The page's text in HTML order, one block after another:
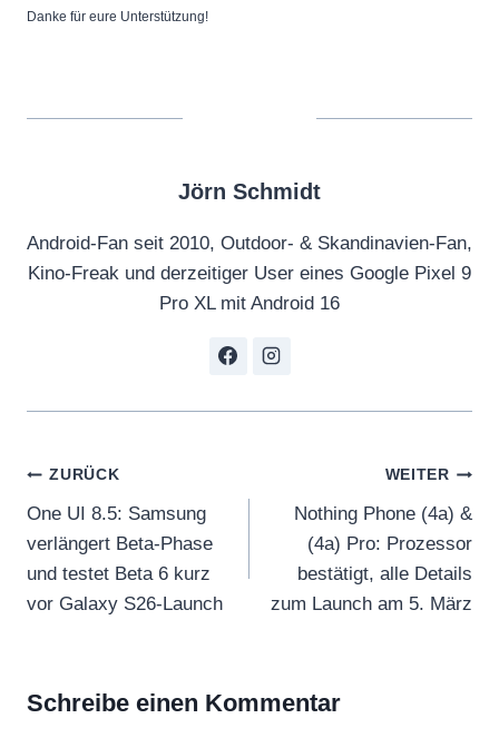
Danke für eure Unterstützung!
Jörn Schmidt
Android-Fan seit 2010, Outdoor- & Skandinavien-Fan,
Kino-Freak und derzeitiger User eines Google Pixel 9
Pro XL mit Android 16
Beitragsnavigation
ZURÜCK
One UI 8.5: Samsung
verlängert Beta-Phase
und testet Beta 6 kurz
vor Galaxy S26-Launch
WEITER
Nothing Phone (4a) &
(4a) Pro: Prozessor
bestätigt, alle Details
zum Launch am 5. März
Schreibe einen Kommentar